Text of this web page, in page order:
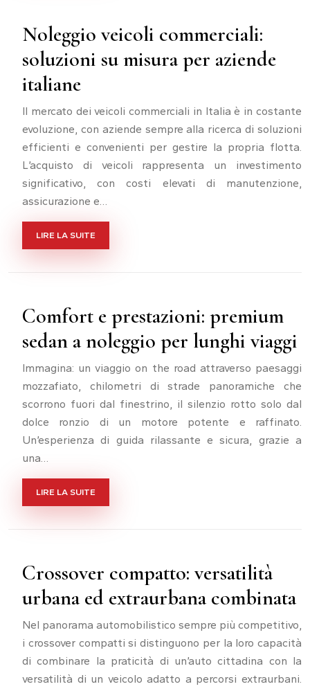
Noleggio veicoli commerciali:
soluzioni su misura per aziende
italiane
Il mercato dei veicoli commerciali in Italia è in costante
evoluzione, con aziende sempre alla ricerca di soluzioni
efficienti e convenienti per gestire la propria flotta.
L’acquisto di veicoli rappresenta un investimento
significativo, con costi elevati di manutenzione,
assicurazione e…
LIRE LA SUITE
Comfort e prestazioni: premium
sedan a noleggio per lunghi viaggi
Immagina: un viaggio on the road attraverso paesaggi
mozzafiato, chilometri di strade panoramiche che
scorrono fuori dal finestrino, il silenzio rotto solo dal
dolce ronzio di un motore potente e raffinato.
Un’esperienza di guida rilassante e sicura, grazie a
una…
LIRE LA SUITE
Crossover compatto: versatilità
urbana ed extraurbana combinata
Nel panorama automobilistico sempre più competitivo,
i crossover compatti si distinguono per la loro capacità
di combinare la praticità di un’auto cittadina con la
versatilità di un veicolo adatto a percorsi extraurbani.